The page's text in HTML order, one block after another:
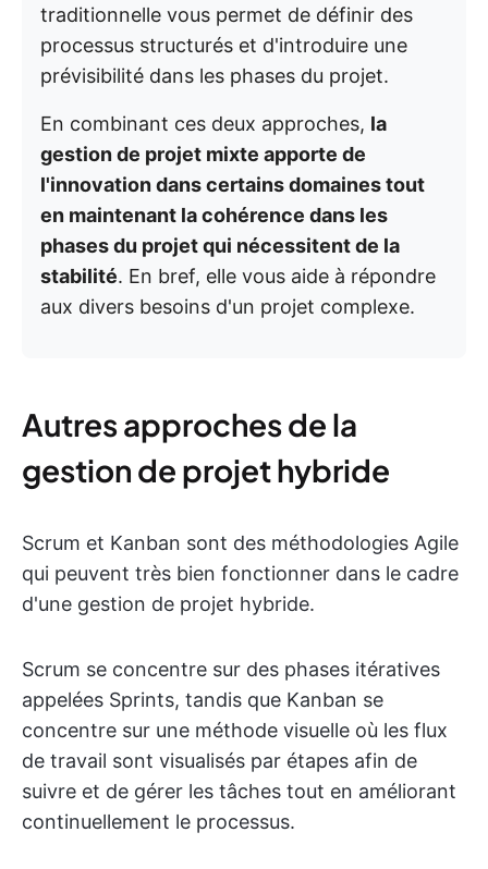
traditionnelle vous permet de définir des
processus structurés et d'introduire une
prévisibilité dans les phases du projet.
En combinant ces deux approches, la
gestion de projet mixte apporte de
l'innovation dans certains domaines tout
en maintenant la cohérence dans les
phases du projet qui nécessitent de la
stabilité. En bref, elle vous aide à répondre
aux divers besoins d'un projet complexe.
Autres approches de la
gestion de projet hybride
Scrum et Kanban sont des méthodologies Agile
qui peuvent très bien fonctionner dans le cadre
d'une gestion de projet hybride.
Scrum se concentre sur des phases itératives
appelées Sprints, tandis que Kanban se
concentre sur une méthode visuelle où les flux
de travail sont visualisés par étapes afin de
suivre et de gérer les tâches tout en améliorant
continuellement le processus.